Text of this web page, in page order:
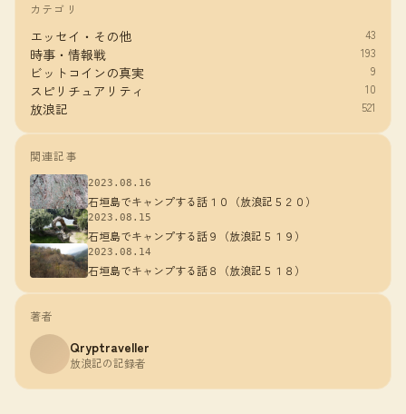
カテゴリ
エッセイ・その他 43
時事・情報戦 193
ビットコインの真実 9
スピリチュアリティ 10
放浪記 521
関連記事
2023.08.16
石垣島でキャンプする話１０（放浪記５２０）
2023.08.15
石垣島でキャンプする話９（放浪記５１９）
2023.08.14
石垣島でキャンプする話８（放浪記５１８）
著者
Qryptraveller
放浪記の記録者